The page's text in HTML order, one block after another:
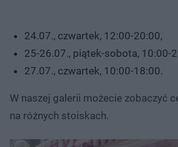
24.07., czwartek, 12:00-20:00,
25-26.07., piątek-sobota, 10:00-
27.07., czwartek, 10:00-18:00.
W naszej galerii możecie zobaczyć
na różnych stoiskach.